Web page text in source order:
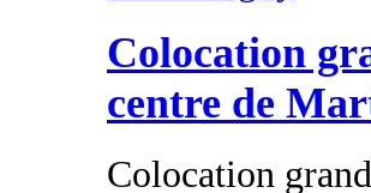
Colocation
centre de
Colocation